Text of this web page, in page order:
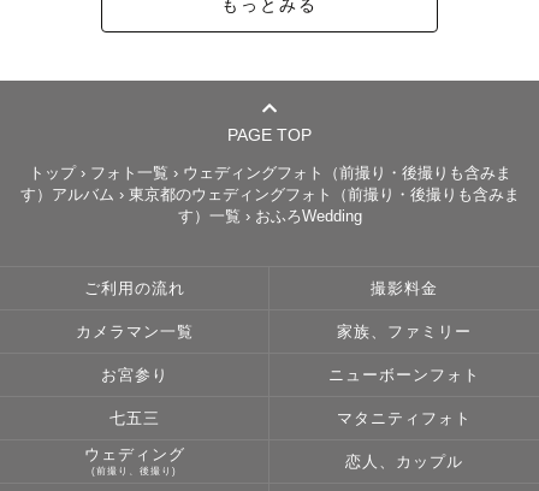
僕は大切な人の幸せを形に残したいと思いLovegraphに入
幸せの価値観は人それぞれあるかと思います。
家族と過ごしてる時間、友達と過ごしてる時間、恋人や大
切な人と過ごしてる時間大きい幸せも大切ですが、小さい
幸せから大きい幸せまで全てを形に残し、色々な人の宝物
になればと思ってます。
[撮影までの流れ]
もっとみる
PAGE TOP
トップ› フォト一覧 › ウェディングフォト（前撮り・後撮りも含みま
す）アルバム › 東京都のウェディングフォト（前撮り・後撮りも含みま
す）一覧 › おふろWedding
ご利用の流れ 撮影料金
カメラマン一覧 家族、ファミリー
お宮参り ニューボーンフォト
七五三 マタニティフォト
ウェディング
(前撮り、後撮り)
恋人、カップル